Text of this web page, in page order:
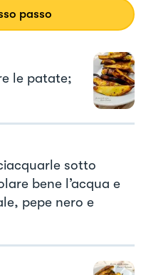
passo
le patate;
sotto
bene l’acqua e
pepe nero e